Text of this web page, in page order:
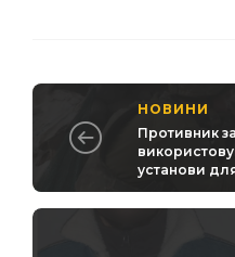
НОВИНИ
Противник
установи